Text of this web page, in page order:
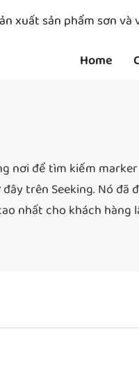
xuất sản phẩm sơn
Home
nơi để tìm kiếm
đây trên Seeking. Nó
nhất cho khách hàng